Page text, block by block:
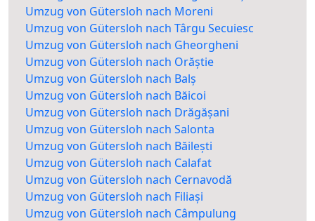
Umzug von Gütersloh nach Moreni
Umzug von Gütersloh nach Târgu Secuiesc
Umzug von Gütersloh nach Gheorgheni
Umzug von Gütersloh nach Orăștie
Umzug von Gütersloh nach Balș
Umzug von Gütersloh nach Băicoi
Umzug von Gütersloh nach Drăgășani
Umzug von Gütersloh nach Salonta
Umzug von Gütersloh nach Băilești
Umzug von Gütersloh nach Calafat
Umzug von Gütersloh nach Cernavodă
Umzug von Gütersloh nach Filiași
Umzug von Gütersloh nach Câmpulung